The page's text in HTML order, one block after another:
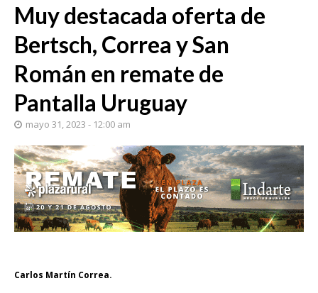
Muy destacada oferta de
Bertsch, Correa y San
Román en remate de
Pantalla Uruguay
mayo 31, 2023 - 12:00 am
Carlos Martín Correa.